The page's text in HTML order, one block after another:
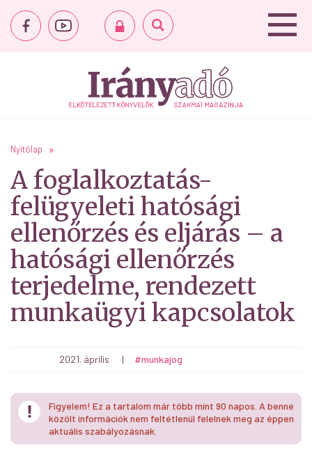
Nyitólap
A foglalkoztatás-
felügyeleti hatósági
ellenőrzés és eljárás – a
hatósági ellenőrzés
terjedelme, rendezett
munkaügyi kapcsolatok
2021. április | #munkajog
Figyelem! Ez a tartalom már több mint 90 napos. A benne
közölt információk nem feltétlenül felelnek meg az éppen
aktuális szabályozásnak.